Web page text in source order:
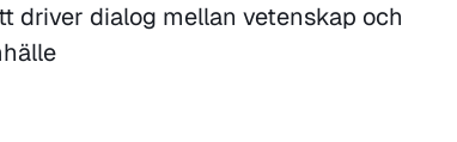
driver dialog mellan vetenskap och